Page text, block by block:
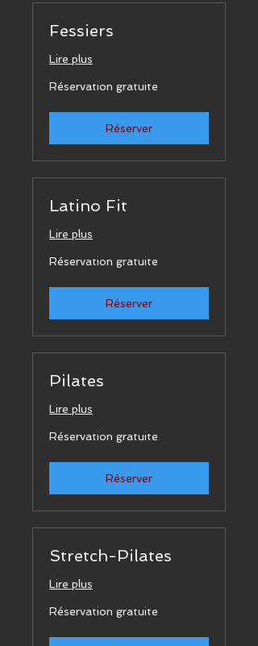
Fessiers
Lire plus
Réservation
gratuite
Réservation gratuite
Réserver
Latino Fit
Lire plus
Réservation
gratuite
Réservation gratuite
Réserver
Pilates
Lire plus
Réservation
gratuite
Réservation gratuite
Réserver
Stretch-Pilates
Lire plus
Réservation
gratuite
Réservation gratuite